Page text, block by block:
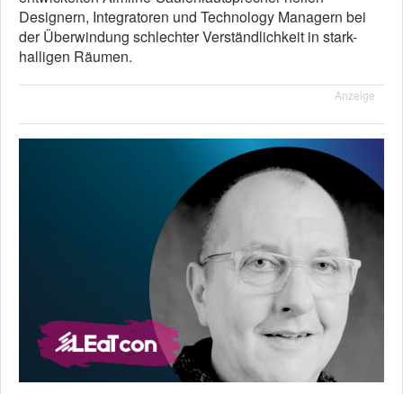
Designern, Integratoren und Technology Managern bei
der Überwindung schlechter Verständlichkeit in stark-
halligen Räumen.
Anzeige